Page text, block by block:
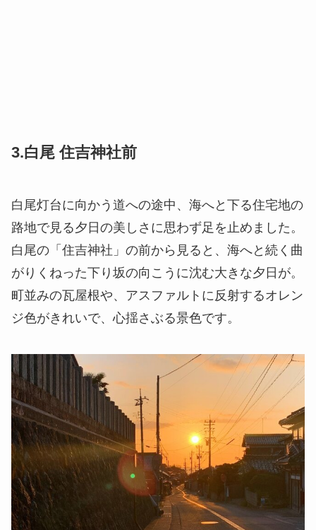
3.白尾 住吉神社前
白尾灯台に向かう道への途中、海へと下る住宅地の
路地で見る夕日の美しさに思わず足を止めました。
白尾の 「住吉神社」 の前から見ると、海へと続く曲
がりくねった下り坂の向こうに沈む大きな夕日が。
町並みの瓦屋根や、アスファルトに反射するオレン
ジ色がきれいで、心揺さぶる景色です。